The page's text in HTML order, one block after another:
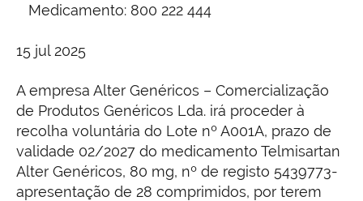
Medicamento: 800 222 444
15 jul 2025
A empresa Alter Genéricos – Comercialização
de Produtos Genéricos Lda. irá proceder à
recolha voluntária do Lote nº A001A, prazo de
validade 02/2027 do medicamento Telmisartan
Alter Genéricos, 80 mg, nº de registo 5439773-
apresentação de 28 comprimidos, por terem